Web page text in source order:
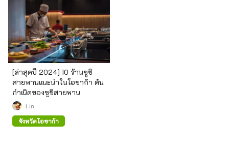
[ล่าสุดปี 2024] 10 ร้านซูชิ
สายพานแนะนำในโอซาก้า ต้น
กำเนิดของซูชิสายพาน
Lin
จังหวัดโอซาก้า